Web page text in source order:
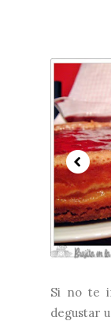
Si no te
degustar